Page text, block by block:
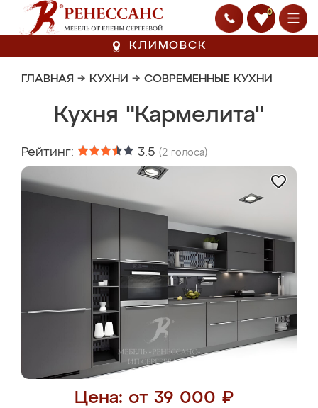
0
КЛИМОВСК
ГЛАВНАЯ → КУХНИ → СОВРЕМЕННЫЕ КУХНИ
Кухня "Кармелита"
Рейтинг: 3.5 (2 голоса)
Цена: от 39 000 ₽